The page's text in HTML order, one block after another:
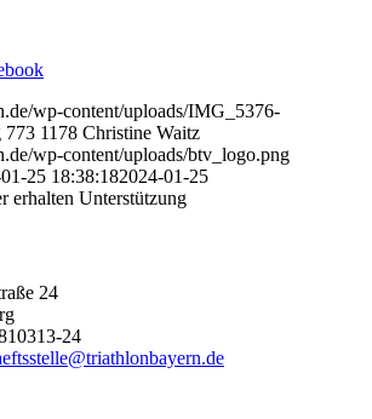
wp-content/uploads/IMG_5376-
773 1178 Christine Waitz
wp-content/uploads/btv_logo.png
25 18:38:182024-01-25
erhalten Unterstützung
24
24